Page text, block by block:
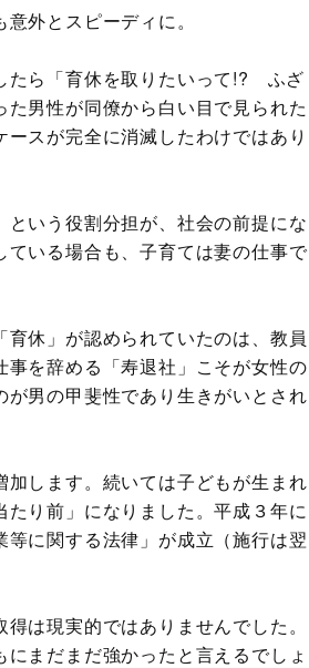
外とスピーディに。
たら「育休を取りたいって!? ふざ
男性が同僚から白い目で見られた
スが完全に消滅したわけではあり
いう役割分担が、社会の前提にな
いる場合も、子育ては妻の仕事で
休」が認められていたのは、教員
を辞める「寿退社」こそが女性の
男の甲斐性であり生きがいとされ
します。続いては子どもが生まれ
り前」になりました。平成３年に
に関する法律」が成立（施行は翌
は現実的ではありませんでした。
まだまだ強かったと言えるでしょ